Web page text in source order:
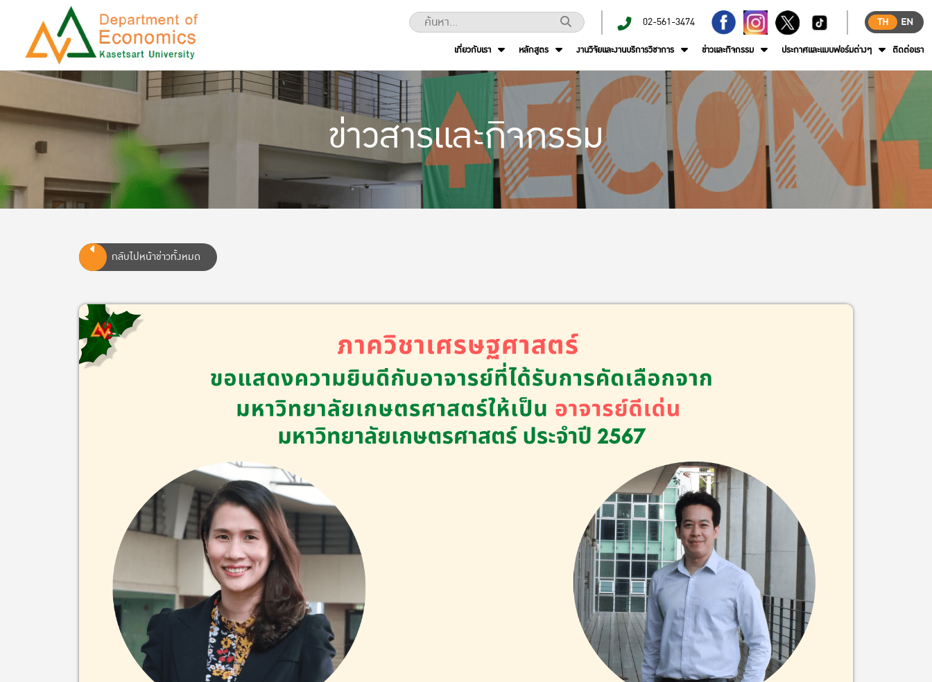
02-561-3474 TH
EN
เกี่ยวกับเรา
หลักสูตร งานวิจัยและงานบริการวิชาการ ข่าวและกิจกรรม ประกาศและแบบฟอร์มต่างๆ ติดต่อเรา
ข่าวสารและกิจกรรม
กลับไปหน้าข่าวทั้งหมด